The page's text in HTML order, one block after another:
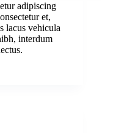
adipiscing
et,
lacus vehicula
interdum